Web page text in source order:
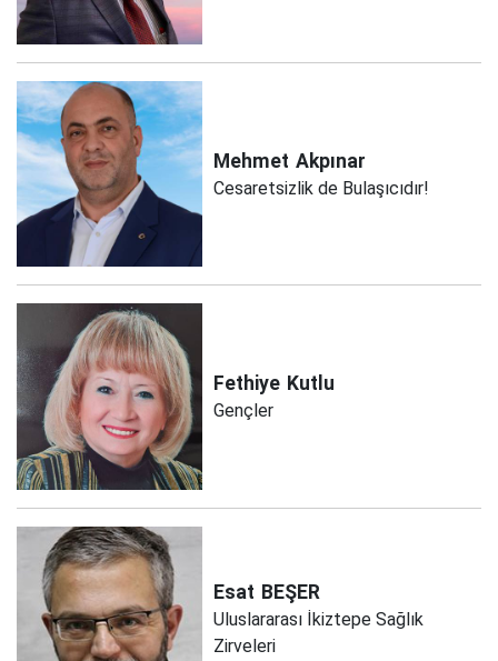
Mehmet Akpınar
Cesaretsizlik de Bulaşıcıdır!
Fethiye Kutlu
Gençler
Esat BEŞER
Uluslararası İkiztepe Sağlık
Zirveleri